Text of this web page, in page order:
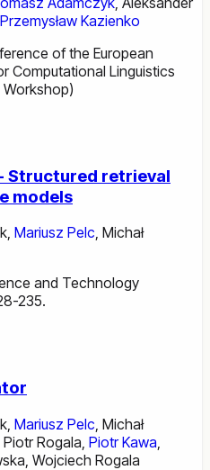
Przemysław Kazienko
of the European
Computational Linguistics
Workshop)
Structured retrieval
models
, Mariusz Pelc, Michał
and Technology
235.
Mariusz Pelc Michał
Piotr Rogala Piotr Kawa
Wojciech Rogala